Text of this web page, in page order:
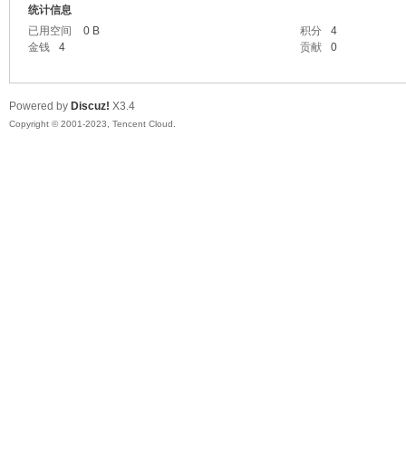
统计信息
已用空间
0 B 积分
4
金钱
4 贡献 0
Powered by Discuz! X3.4
Copyright © 2001-2023, Tencent Cloud.